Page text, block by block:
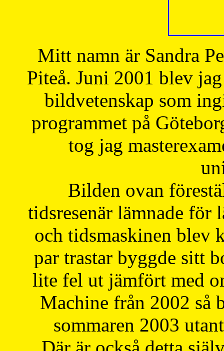
Mitt namn är Sandra
Piteå. Juni 2001 blev
bildvetenskap som
programmet på
tog jag
Bilden ovan
tidsresenär lämnade för
och tidsmaskinen blev
par trastar byggde sitt
lite fel ut jämfört med
Machine från 2002 så
sommaren 2003